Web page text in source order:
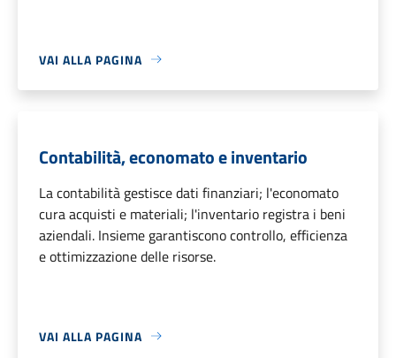
VAI ALLA PAGINA
Contabilità, economato e inventario
La contabilità gestisce dati finanziari; l'economato
cura acquisti e materiali; l'inventario registra i beni
aziendali. Insieme garantiscono controllo, efficienza
e ottimizzazione delle risorse.
VAI ALLA PAGINA